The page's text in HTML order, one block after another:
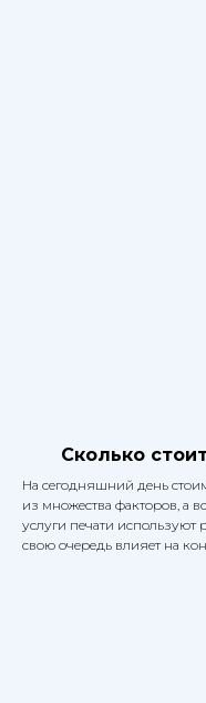
Cколько
На сегодняшний день
из множества факторов, а
услуги печати используют
свою очередь влияет на